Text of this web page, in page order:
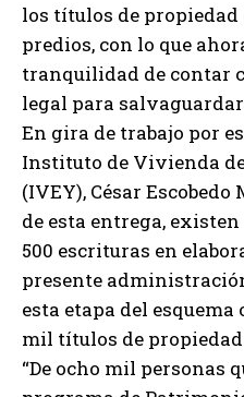
los títulos de propiedad
predios, con lo que
tranquilidad de contar
legal para
En gira de trabajo por
Instituto de Vivienda
(IVEY), César
de esta entrega,
500 escrituras en
presente
esta etapa del
mil títulos de
“De ocho mil personas